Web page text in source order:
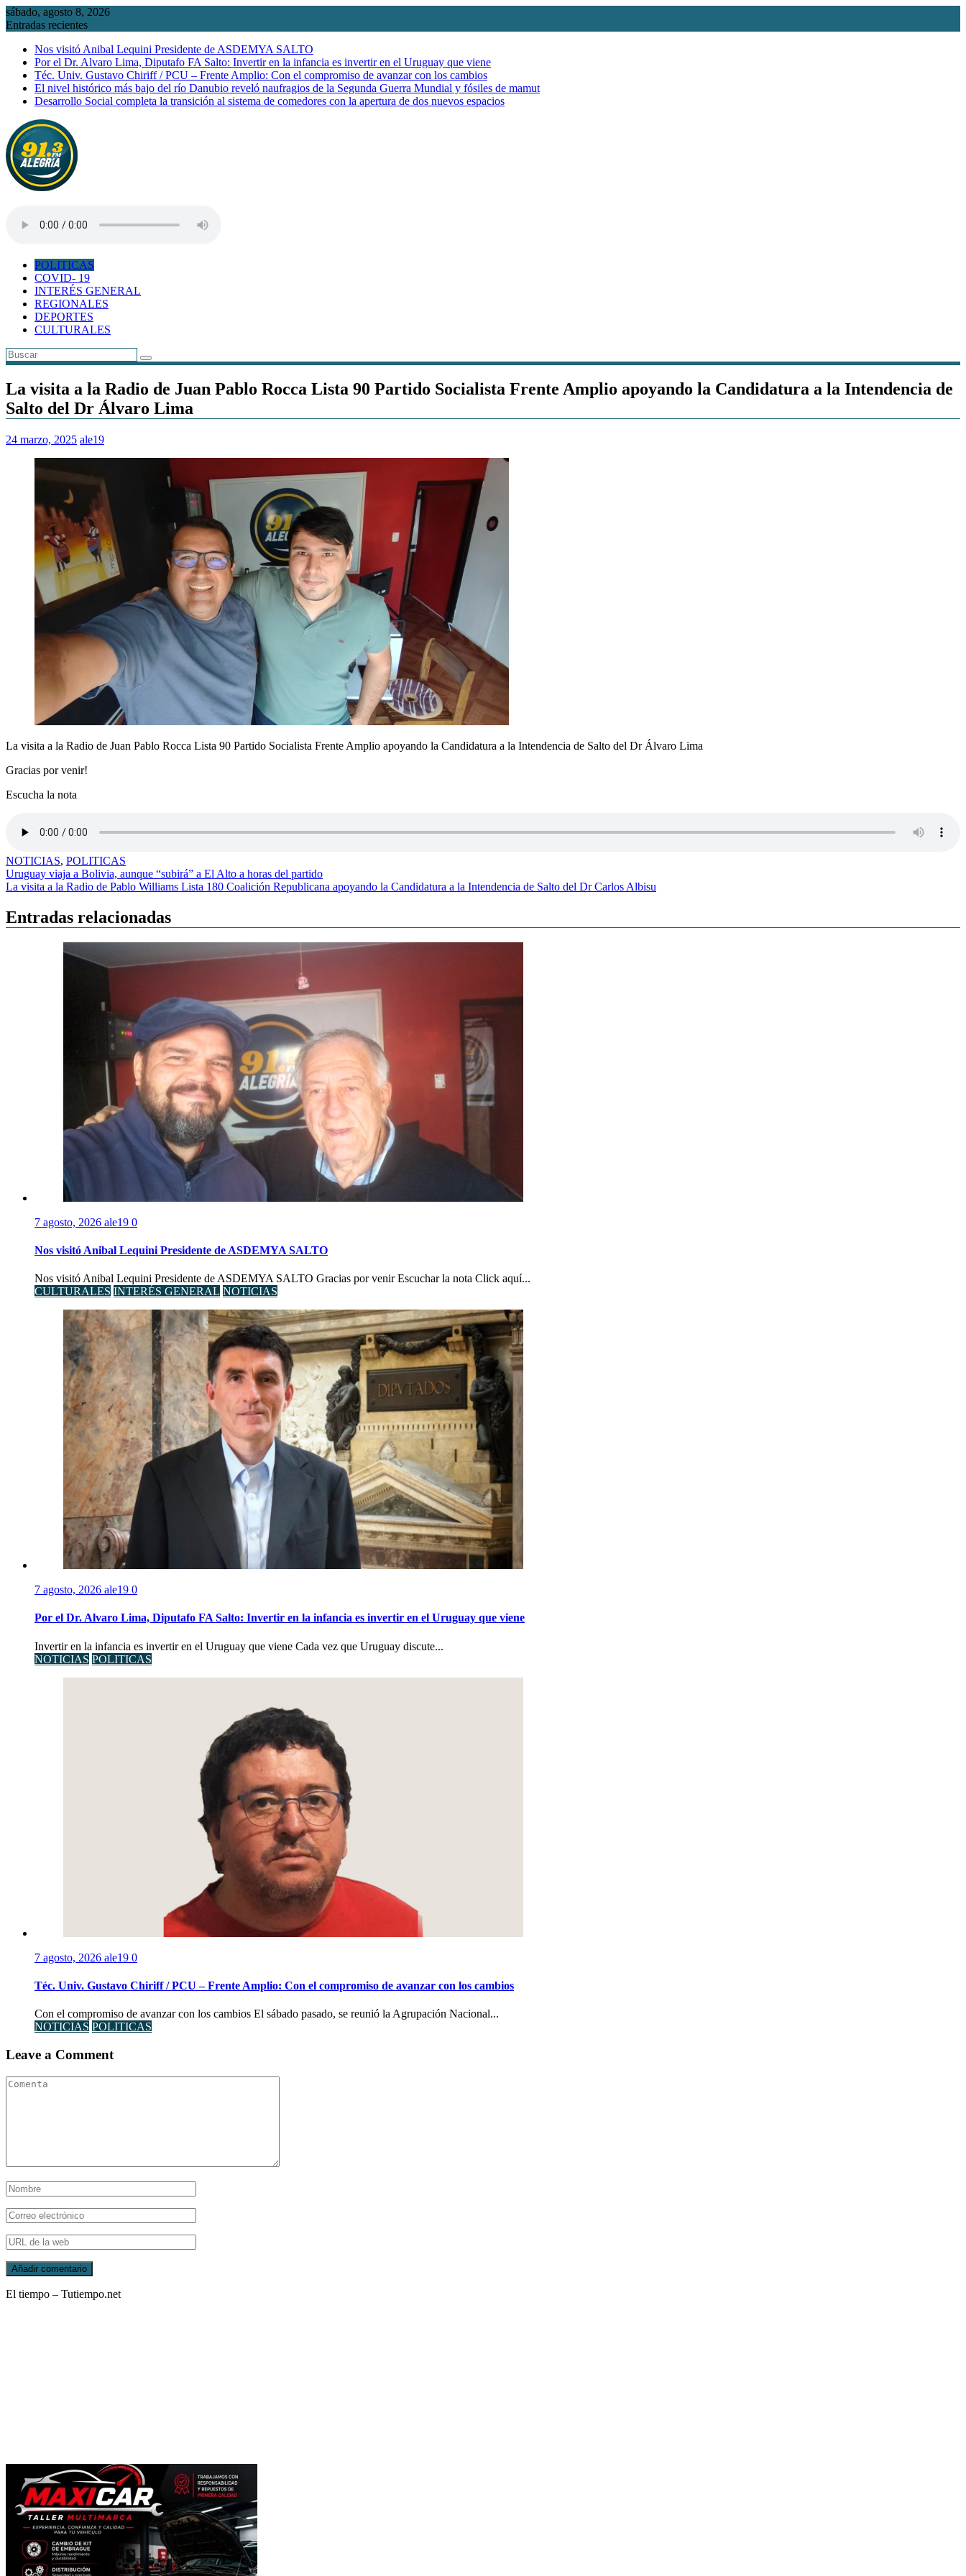
Saltar
al
sábado, agosto 8, 2026
Entradas recientes
Nos visitó Anibal Lequini Presidente de ASDEMYA SALTO
Por el Dr. Alvaro Lima, Diputafo FA Salto: Invertir en la infancia es invertir en el Uruguay que viene
Téc. Univ. Gustavo Chiriff / PCU – Frente Amplio: Con el compromiso de avanzar con los cambios
El nivel histórico más bajo del río Danubio reveló naufragios de la Segunda Guerra Mundial y fósiles de mamut
Desarrollo Social completa la transición al sistema de comedores con la apertura de dos nuevos espacios
POLITICAS
COVID- 19
INTERÉS GENERAL
REGIONALES
DEPORTES
CULTURALES
La visita a la Radio de Juan Pablo Rocca Lista 90 Partido Socialista Frente Amplio apoyando la Candidatura a la Intendencia de
Salto del Dr Álvaro Lima
24 marzo, 2025 ale19
La visita a la Radio de Juan Pablo Rocca Lista 90 Partido Socialista Frente Amplio apoyando la Candidatura a la Intendencia de Salto del Dr Álvaro Lima
Gracias por venir!
Escucha la nota
NOTICIAS, POLITICAS
Navegación
de
entradas
Uruguay viaja a Bolivia, aunque “subirá” a El Alto a horas del partido
La visita a la Radio de Pablo Williams Lista 180 Coalición Republicana apoyando la Candidatura a la Intendencia de Salto del Dr Carlos Albisu
Entradas relacionadas
7 agosto, 2026 ale19 0
Nos visitó Anibal Lequini Presidente de ASDEMYA SALTO
Nos visitó Anibal Lequini Presidente de ASDEMYA SALTO Gracias por venir Escuchar la nota Click aquí...
CULTURALES INTERÉS GENERAL NOTICIAS
7 agosto, 2026 ale19 0
Por el Dr. Alvaro Lima, Diputafo FA Salto: Invertir en la infancia es invertir en el Uruguay que viene
Invertir en la infancia es invertir en el Uruguay que viene Cada vez que Uruguay discute...
NOTICIAS POLITICAS
7 agosto, 2026 ale19 0
Téc. Univ. Gustavo Chiriff / PCU – Frente Amplio: Con el compromiso de avanzar con los cambios
Con el compromiso de avanzar con los cambios El sábado pasado, se reunió la Agrupación Nacional...
NOTICIAS POLITICAS
Leave a Comment
El tiempo – Tutiempo.net